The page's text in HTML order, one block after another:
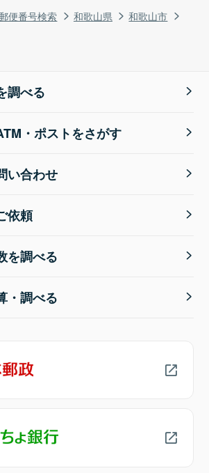
便番号検索 和歌山県
和歌山市
調べる
・ポストをさがす
い合わせ
依頼
を調べる
・調べる